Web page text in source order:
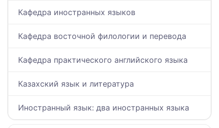
Кафедра иностранных языков
Кафедра восточной филологии и перевода
Кафедра практического английского языка
Казахский язык и литература
Иностранный язык: два иностранных языка